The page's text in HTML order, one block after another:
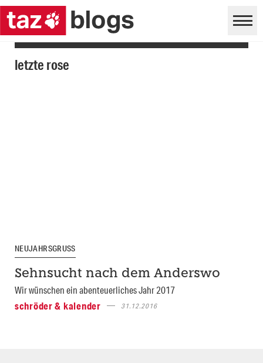
letzte rose
NEUJAHRSGRUSS
Sehnsucht nach dem Anderswo
Wir wünschen ein abenteuerliches Jahr 2017
schröder & kalender
31.12.2016